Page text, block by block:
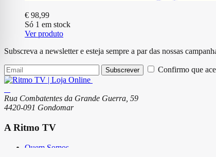
€ 98,99
Só 1 em stock
Ver produto
Subscreva a newsletter e esteja sempre a par das nossas
Subscrever Confirmo que
Rua Combatentes da Grande Guerra, 59
4420-091 Gondomar
A Ritmo TV
Quem Somos